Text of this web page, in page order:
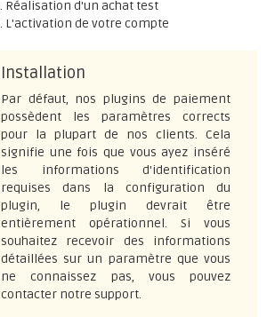
Réalisation d'un achat test
L'activation de votre compte
Installation
Par défaut, nos plugins de paiement
possèdent les paramètres corrects
pour la plupart de nos clients. Cela
signifie une fois que vous ayez inséré
les informations d'identification
requises dans la configuration du
plugin, le plugin devrait être
entièrement opérationnel. Si vous
souhaitez recevoir des informations
détaillées sur un paramètre que vous
ne connaissez pas, vous pouvez
contacter notre support.